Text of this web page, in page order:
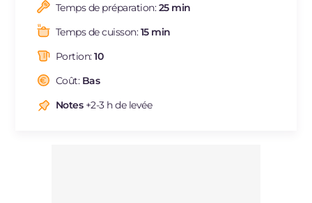
BR
NL
Temps de préparation:25 min
Temps de cuisson:15 min
Portion:10
Coût: Bas
Notes+2-3 h de levée